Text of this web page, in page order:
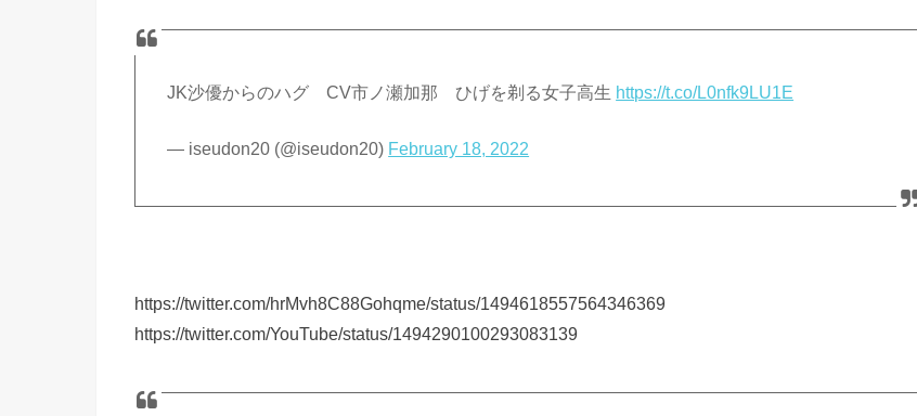
JK沙優からのハグ CV市ノ瀬加那 ひげを剃る女子高生 https://t.co/L0nfk9LU1E
— iseudon20 (@iseudon20) February 18, 2022
https://twitter.com/hrMvh8C88Gohqme/status/1494618557564346369
https://twitter.com/YouTube/status/1494290100293083139